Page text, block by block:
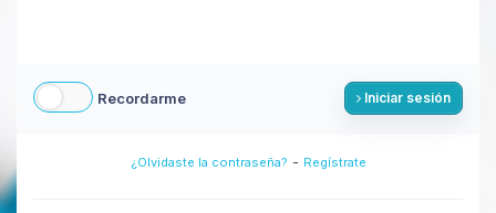
Recordarme Iniciar sesión
¿Olvidaste la contraseña? - Regístrate